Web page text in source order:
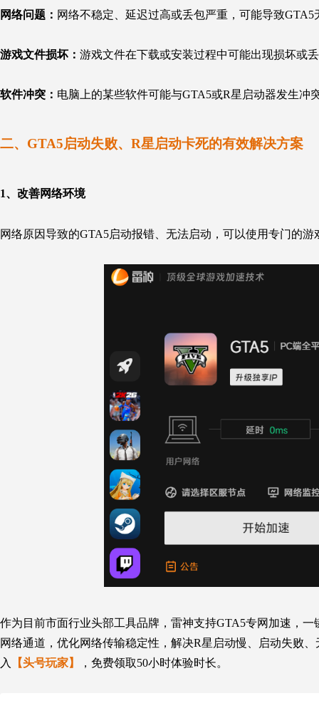
网络问题： 网络不稳定、延迟过高或丢包严重，可能导致
游戏文件损坏： 游戏文件在下载或安装过程中可能出现损坏或
软件冲突： 电脑上的某些软件可能与GTA5或R星启动器发生冲
二、GTA5启动失败、R星启动卡死的有效解决方案
1、 改善网络环境
网络原因导致的GTA5启动报错、无法启动，可以使用专门的
作为目前市面行业头部工具品牌，雷神支持GTA5专网加速，
网络通道，优化网络传输稳定性，解决R星启动慢、启动失败
入
【头号玩家】 ，免费领取50小时体验时长。